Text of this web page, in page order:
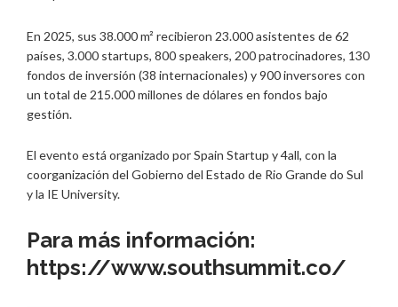
En 2025, sus 38.000 m² recibieron 23.000 asistentes de 62
países, 3.000 startups, 800 speakers, 200 patrocinadores, 130
fondos de inversión (38 internacionales) y 900 inversores con
un total de 215.000 millones de dólares en fondos bajo
gestión.
El evento está organizado por Spain Startup y 4all, con la
coorganización del Gobierno del Estado de Rio Grande do Sul
y la IE University.
Para más información:
https://www.southsummit.co/